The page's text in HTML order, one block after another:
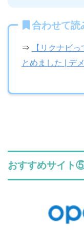
合わせて読
⇒
【リクナビ
とめました | デ
おすすめサイト